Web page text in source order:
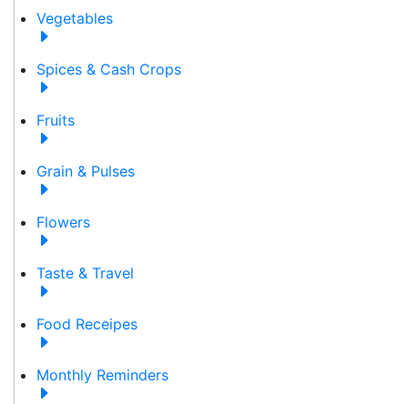
Vegetables
Spices & Cash Crops
Fruits
Grain & Pulses
Flowers
Taste & Travel
Food Receipes
Monthly Reminders